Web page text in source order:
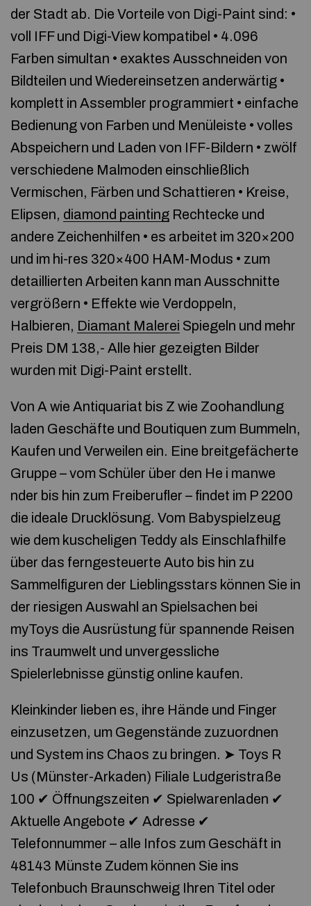
der Stadt ab. Die Vorteile von Digi-Paint sind: •
voll IFF und Digi-View kompatibel • 4.096
Farben simultan • exaktes Ausschneiden von
Bildteilen und Wiedereinsetzen anderwärtig •
komplett in Assembler programmiert • einfache
Bedienung von Farben und Menüleiste • volles
Abspeichern und Laden von IFF-Bildern • zwölf
verschiedene Malmoden einschließlich
Vermischen, Färben und Schattieren • Kreise,
Elipsen, diamond painting Rechtecke und
andere Zeichenhilfen • es arbeitet im 320×200
und im hi-res 320×400 HAM-Modus • zum
detaillierten Arbeiten kann man Ausschnitte
vergrößern • Effekte wie Verdoppeln,
Halbieren, Diamant Malerei Spiegeln und mehr
Preis DM 138,- Alle hier gezeigten Bilder
wurden mit Digi-Paint erstellt.
Von A wie Antiquariat bis Z wie Zoohandlung
laden Geschäfte und Boutiquen zum Bummeln,
Kaufen und Verweilen ein. Eine breitgefächerte
Gruppe – vom Schüler über den He i manwe
nder bis hin zum Freiberufler – findet im P 2200
die ideale Drucklösung. Vom Babyspielzeug
wie dem kuscheligen Teddy als Einschlafhilfe
über das ferngesteuerte Auto bis hin zu
Sammelfiguren der Lieblingsstars können Sie in
der riesigen Auswahl an Spielsachen bei
myToys die Ausrüstung für spannende Reisen
ins Traumwelt und unvergessliche
Spielerlebnisse günstig online kaufen.
Kleinkinder lieben es, ihre Hände und Finger
einzusetzen, um Gegenstände zuzuordnen
und System ins Chaos zu bringen. ➤ Toys R
Us (Münster-Arkaden) Filiale Ludgeristraße
100 ✔ Öffnungszeiten ✔ Spielwarenladen ✔
Aktuelle Angebote ✔ Adresse ✔
Telefonnummer – alle Infos zum Geschäft in
48143 Münste Zudem können Sie ins
Telefonbuch Braunschweig Ihren Titel oder